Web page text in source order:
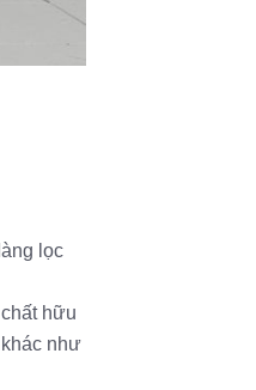
lọc
hữu
như